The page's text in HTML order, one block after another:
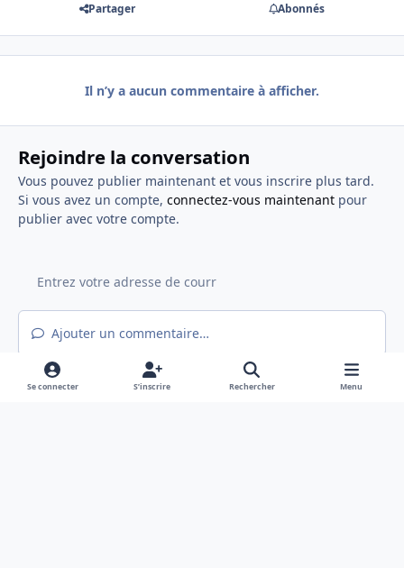
Partager Abonnés
Il n’y a aucun commentaire à afficher.
Rejoindre la conversation
Vous pouvez publier maintenant et vous inscrire plus tard.
Si vous avez un compte, connectez-vous maintenantpour
publier avec votre compte.
Ajouter un commentaire…
Se connecter S’inscrire Rechercher Menu